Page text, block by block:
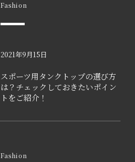
Fashion
2021年9月15日
スポーツ用タンクトップの選び方
は？チェックしておきたいポイン
トをご紹介！
Fashion